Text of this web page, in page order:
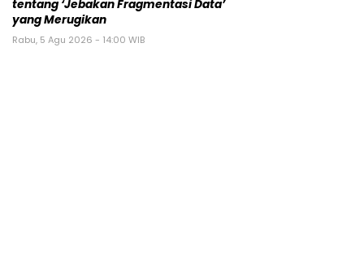
tentang ‘Jebakan Fragmentasi Data’
yang Merugikan
Rabu, 5 Agu 2026 - 14:00 WIB